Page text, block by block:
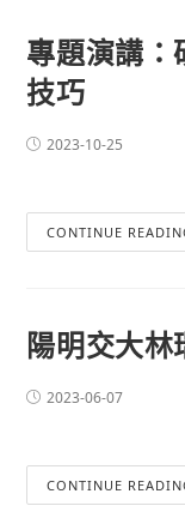
專題演講：
技巧
2023-10-25
CONTINUE
陽明交大林
2023-06-07
CONTINUE